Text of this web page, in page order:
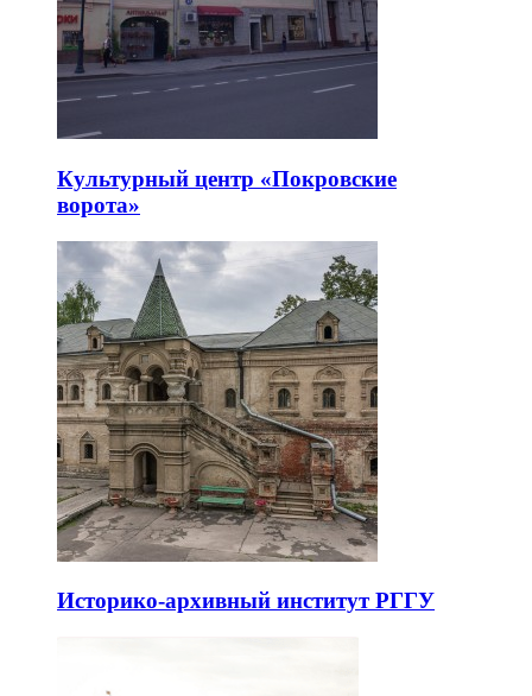
Культурный центр «Покровские
ворота»
Историко-архивный институт РГГУ